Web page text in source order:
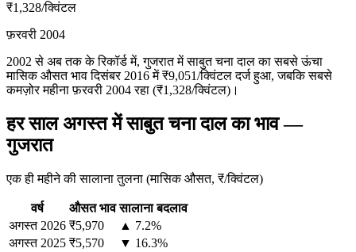
₹1,328/क्विंटल
फ़रवरी 2004
2002 से अब तक के रिकॉर्ड में, गुजरात में साबुत चना दाल का सबसे ऊंचा
मासिक औसत भाव दिसंबर 2016 में ₹9,051/क्विंटल दर्ज हुआ, जबकि सबसे
कमज़ोर महीना फ़रवरी 2004 रहा (₹1,328/क्विंटल)।
हर साल अगस्त में साबुत चना दाल का भाव —
गुजरात
एक ही महीने की सालाना तुलना (मासिक औसत, ₹/क्विंटल)
वर्ष औसत भाव सालाना बदलाव
अगस्त 2026 ₹5,970
▲ 7.2%
अगस्त 2025 ₹5,570
▼ 16.3%